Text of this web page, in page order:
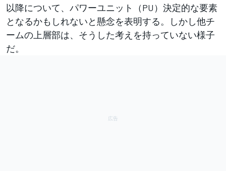
以降について、パワーユニット（PU）決定的な要素
となるかもしれないと懸念を表明する。しかし他チ
ームの上層部は、そうした考えを持っていない様子
だ。